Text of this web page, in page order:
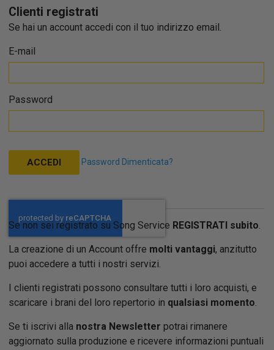
Clienti registrati
Se hai un account accedi con il tuo indirizzo email.
E-mail
Password
ACCEDI Password Dimenticata?
Se non sei registrato su Song Service REGISTRATI subito.
La creazione di un Account offre molti vantaggi, anzitutto
puoi accedere a tutti i nostri servizi.
I clienti registrati possono consultare tutti i loro acquisti, e
scaricare i brani del loro repertorio in qualsiasi momento.
Se ti iscrivi alla nostra Newsletter potrai rimanere
aggiornato sulla produzione e ricevere informazioni puntuali